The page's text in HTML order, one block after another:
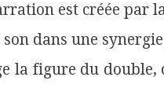
est créée par
dans une
la figure du double,